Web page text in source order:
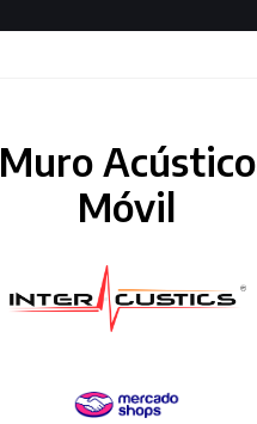
Muro Acústico
Móvil